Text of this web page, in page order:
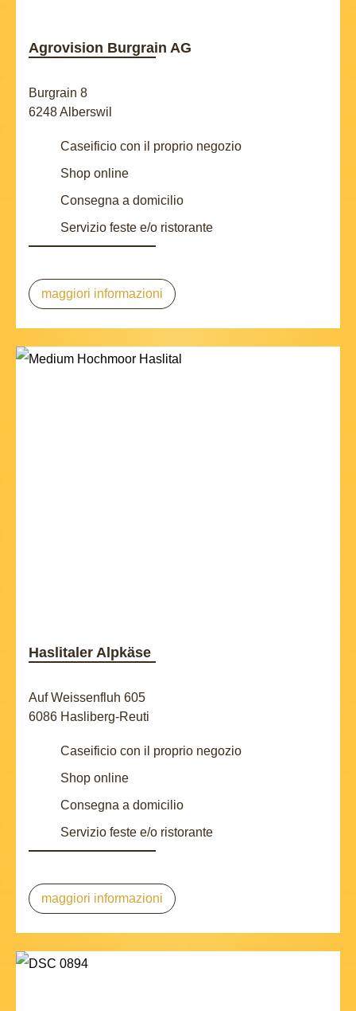
Agrovision Burgrain AG
Burgrain 8
6248 Alberswil
Caseificio con il proprio negozio
Shop online
Consegna a domicilio
Servizio feste e/o ristorante
maggiori informazioni
Haslitaler Alpkäse
Auf Weissenfluh 605
6086 Hasliberg-Reuti
Caseificio con il proprio negozio
Shop online
Consegna a domicilio
Servizio feste e/o ristorante
maggiori informazioni